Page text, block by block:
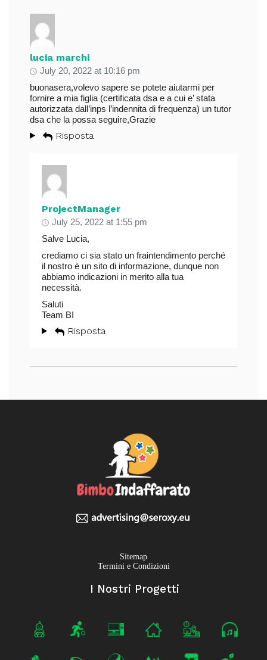
lucia marchi
July 20, 2022 at 10:16 pm
buonasera,volevo sapere se potete aiutarmi per
fornire a mia figlia (certificata dsa e a cui e’ stata
autorizzata dall’inps l’indennita di frequenza) un tutor
dsa che la possa seguire,Grazie
Risposta
ProjectManager
July 25, 2022 at 1:55 pm
Salve Lucia,
crediamo ci sia stato un fraintendimento perché
il nostro è un sito di informazione, dunque non
abbiamo indicazioni in merito alla tua
necessità.
Saluti
Team BI
Risposta
Sitemap
Termini e Condizioni
I Nostri Progetti